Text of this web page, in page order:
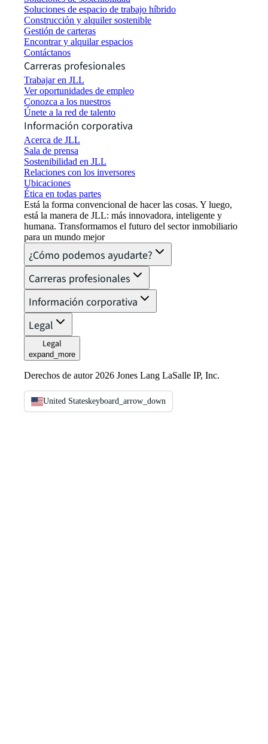
Soluciones de espacio de trabajo híbrido
Construcción y alquiler sostenible
Gestión de carteras
Encontrar y alquilar espacios
Contáctanos
Carreras profesionales
Trabajar en JLL
Ver oportunidades de empleo
Conozca a los nuestros
Únete a la red de talento
Información corporativa
Acerca de JLL
Sala de prensa
Sostenibilidad en JLL
Relaciones con los inversores
Ubicaciones
Ética en todas partes
Está la forma convencional de hacer las cosas. Y luego,
está la manera de JLL: más innovadora, inteligente y
humana. Transformamos el futuro del sector inmobiliario
para un mundo mejor
¿Cómo podemos ayudarte?
Carreras profesionales
Información corporativa
Legal
Legal
expand_more
Derechos de autor 2026 Jones Lang LaSalle IP, Inc.
United Stateskeyboard_arrow_down